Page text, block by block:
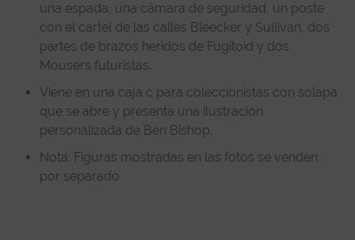
una espada, una cámara de seguridad, un poste
con el cartel de las calles Bleecker y Sullivan, dos
partes de brazos heridos de Fugitoid y dos
Mousers futuristas.
Viene en una caja c para coleccionistas con solapa
que se abre y presenta una ilustración
personalizada de Ben Bishop.
Nota: Figuras mostradas en las fotos se venden
por separado